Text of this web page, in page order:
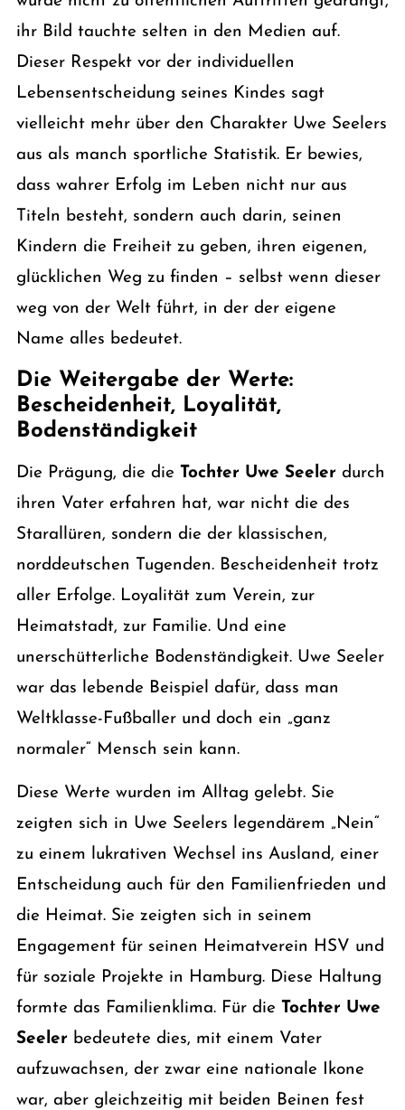
ihr Bild tauchte selten in den Medien auf.
Dieser Respekt vor der individuellen
Lebensentscheidung seines Kindes sagt
vielleicht mehr über den Charakter Uwe Seelers
aus als manch sportliche Statistik. Er bewies,
dass wahrer Erfolg im Leben nicht nur aus
Titeln besteht, sondern auch darin, seinen
Kindern die Freiheit zu geben, ihren eigenen,
glücklichen Weg zu finden – selbst wenn dieser
weg von der Welt führt, in der der eigene
Name alles bedeutet.
Die Weitergabe der Werte:
Bescheidenheit, Loyalität,
Bodenständigkeit
Die Prägung, die die Tochter Uwe Seeler durch
ihren Vater erfahren hat, war nicht die des
Starallüren, sondern die der klassischen,
norddeutschen Tugenden. Bescheidenheit trotz
aller Erfolge. Loyalität zum Verein, zur
Heimatstadt, zur Familie. Und eine
unerschütterliche Bodenständigkeit. Uwe Seeler
war das lebende Beispiel dafür, dass man
Weltklasse-Fußballer und doch ein „ganz
normaler“ Mensch sein kann.
Diese Werte wurden im Alltag gelebt. Sie
zeigten sich in Uwe Seelers legendärem „Nein“
zu einem lukrativen Wechsel ins Ausland, einer
Entscheidung auch für den Familienfrieden und
die Heimat. Sie zeigten sich in seinem
Engagement für seinen Heimatverein HSV und
für soziale Projekte in Hamburg. Diese Haltung
formte das Familienklima. Für die Tochter Uwe
Seeler bedeutete dies, mit einem Vater
aufzuwachsen, der zwar eine nationale Ikone
war, aber gleichzeitig mit beiden Beinen fest